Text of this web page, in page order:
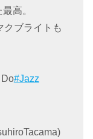
高。
クブライトも
#Jazz